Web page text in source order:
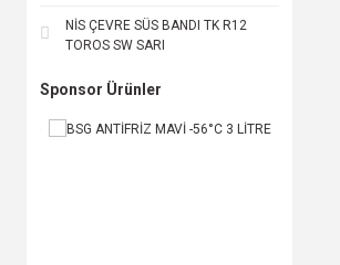
NİS ÇEVRE SÜS BANDI TK R12
TOROS SW SARI
Sponsor Ürünler